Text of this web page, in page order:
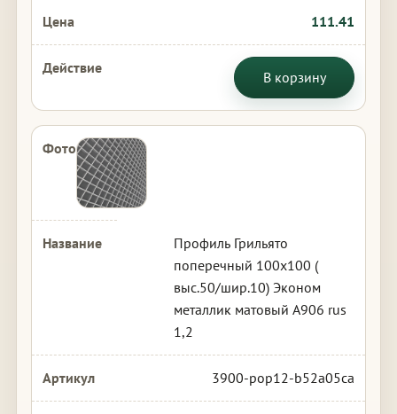
111.41
В корзину
Профиль Грильято
поперечный 100х100 (
выс.50/шир.10) Эконом
металлик матовый А906 rus
1,2
3900-pop12-b52a05ca